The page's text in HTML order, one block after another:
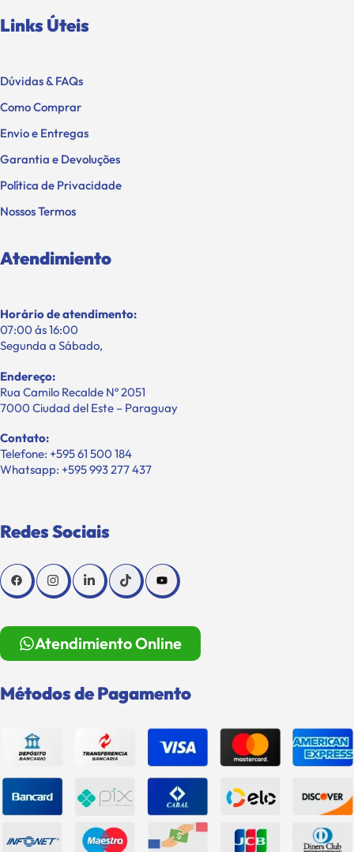
Links Úteis
Dúvidas & FAQs
Como Comprar
Envio e Entregas
Garantia e Devoluções
Política de Privacidade
Nossos Termos
Atendimiento
Horário de atendimento:
07:00 ás 16:00
Segunda a Sábado,
Endereço:
Rua Camilo Recalde Nº 2051
7000 Ciudad del Este – Paraguay
Contato:
Telefone: +595 61 500 184
Whatsapp: +595 993 277 437
Redes Sociais
Atendimiento Online
Métodos de Pagamento